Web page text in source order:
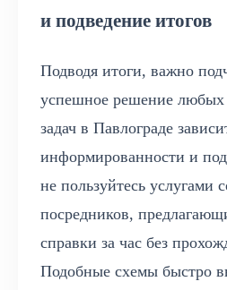
и подведение итогов
Подводя итоги, важно
успешное решение любых
задач в Павлограде
информированности и
не пользуйтесь услугами
посредников,
справки за час без
Подобные схемы быстро